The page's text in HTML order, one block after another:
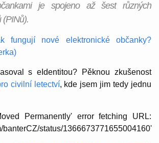
je spojeno až šest různých
(PINů).
fungují nové elektronické občanky?
s eIdentitou? Pěknou zkušenost
civilní letectví, kde jsem jim tedy jednu
Permanently' error fetching URL:
banterCZ/status/1366673771655004160'